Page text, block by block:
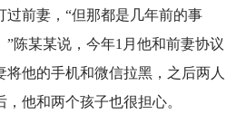
过前妻，“但那都是几年前的事
”陈某某说，今年1月他和前妻协议
将他的手机和微信拉黑，之后两人
他和两个孩子也很担心。